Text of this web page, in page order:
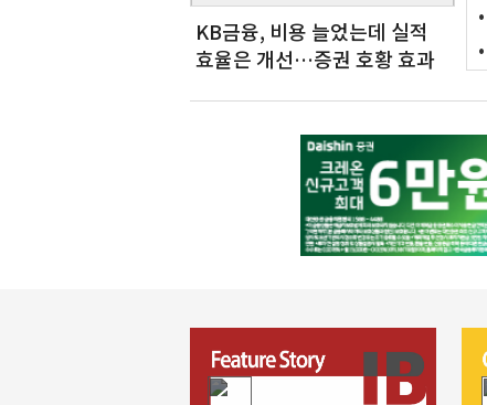
KB금융, 비용 늘었는데 실적
효율은 개선…증권 호황 효과
•
•